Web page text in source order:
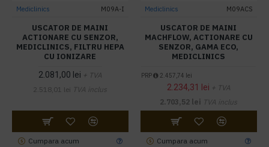
Mediclinics M09A-I
USCATOR DE MAINI
ACTIONARE CU SENZOR,
MEDICLINICS, FILTRU HEPA
CU IONIZARE
2.081,00 lei + TVA
2.518,01 lei TVA inclus
Cumpara acum
Mediclinics M09ACS
USCATOR DE MAINI
MACHFLOW, ACTIONARE CU
SENZOR, GAMA ECO,
MEDICLINICS
PRP 2.457,74 lei
2.234,31 lei + TVA
2.703,52 lei TVA inclus
Cumpara acum